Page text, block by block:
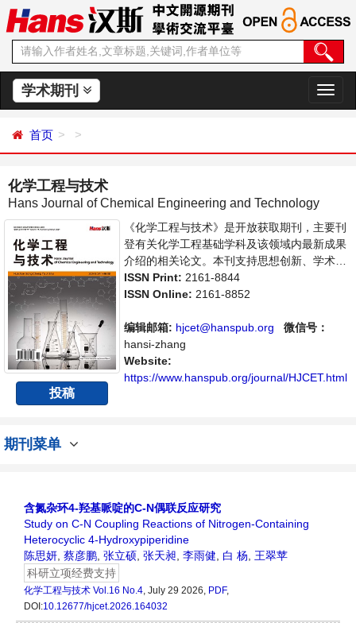
学术期刊
切
换
首页
化学工程与技术
Hans Journal of Chemical Engineering and Technology
投稿
《化学工程与技术》是开放获取期刊，主要刊
登有关化学工程基础学科及该领域内最新成果
介绍的相关论文。本刊支持思想创新、学术创
新，倡导科学，繁荣学术，集学术性、思想性
为一体，旨在给世界范围内的科学家、学者、
与技术领域内不同方向问题与发展的交流平
台。
ISSN Print: 2161-8844
ISSN Online: 2161-8852
编辑邮箱: hjcet@hanspub.org
微信号：
hansi-zhang
Website:
https://www.hanspub.org/journal/HJCET.html
期刊菜单
含氮杂环4-羟基哌啶的C-N偶联反应研究
Study on C-N Coupling Reactions of Nitrogen-Containing
Heterocyclic 4-Hydroxypiperidine
陈思妍, 蔡彦鹏, 张立硕, 张天昶, 李雨健, 白 杨, 王翠苹
科研立项经费支持
化学工程与技术 Vol.16 No.4, July 29 2026, PDF,
DOI:10.12677/hjcet.2026.164032